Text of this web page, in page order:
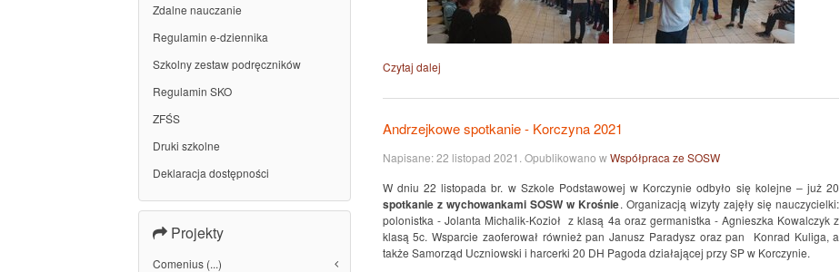
Czytaj dalej
Andrzejkowe spotkanie - Korczyna 2021
Napisane:22 listopad 2021 . Opublikowano wWspółpraca ze SOSW
W dniu 22 listopada br. w Szkole Podstawowej w Korczynie odbyło się kolejne – już 20
spotkanie z wychowankami SOSW w Krośnie. Organizacją wizyty zajęły się nauczycielki:
polonistka - Jolanta Michalik-Kozioł z klasą 4a oraz germanistka - Agnieszka Kowalczyk z
klasą 5c. Wsparcie zaoferował również pan Janusz Paradysz oraz pan Konrad Kuliga, a
także Samorząd Uczniowski i harcerki 20 DH Pagoda działającej przy SP w Korczynie.
Zdalne nauczanie
Regulamin e-dziennika
Szkolny zestaw podręczników
Regulamin SKO
ZFŚS
Druki szkolne
Deklaracja dostępności
Projekty
Comenius (...)